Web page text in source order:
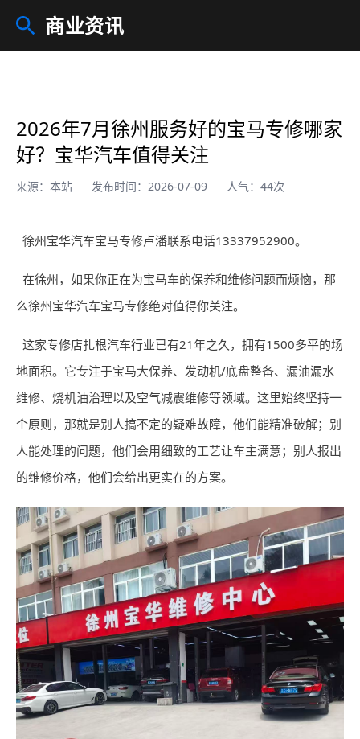
商业资讯
2026年7月徐州服务好的宝马专修哪家
好？宝华汽车值得关注
来源：本站 发布时间：2026-07-09 人气：44次
徐州宝华汽车宝马专修卢潘联系电话13337952900。
在徐州，如果你正在为宝马车的保养和维修问题而烦恼，那
么徐州宝华汽车宝马专修绝对值得你关注。
这家专修店扎根汽车行业已有21年之久，拥有1500多平的场
地面积。它专注于宝马大保养、发动机/底盘整备、漏油漏水
维修、烧机油治理以及空气减震维修等领域。这里始终坚持一
个原则，那就是别人搞不定的疑难故障，他们能精准破解；别
人能处理的问题，他们会用细致的工艺让车主满意；别人报出
的维修价格，他们会给出更实在的方案。